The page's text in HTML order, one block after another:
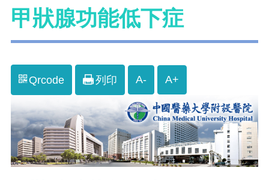
甲狀腺功能低下症
Qrcode 列印 A- A+